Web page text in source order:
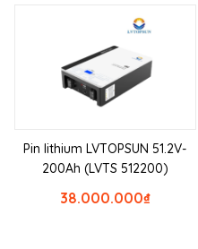
Pin lithium LVTOPSUN 51.2V-
200Ah (LVTS 512200)
₫
38.000.000